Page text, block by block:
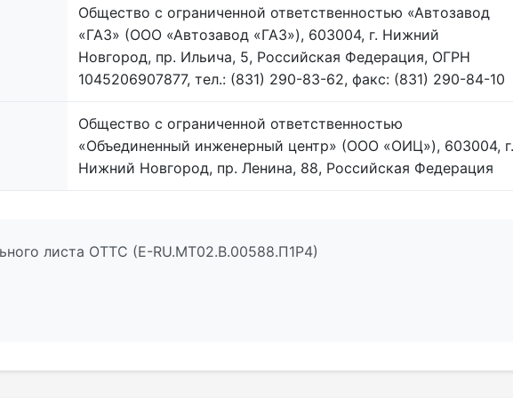
Общество с ограниченной ответственностью «Автозавод
«ГАЗ» (ООО «Автозавод «ГАЗ»), 603004, г. Нижний
Новгород, пр. Ильича, 5, Российская Федерация, ОГРН
1045206907877, тел.: (831) 290-83-62, факс: (831) 290-84-10
Общество с ограниченной ответственностью
«Объединенный инженерный центр» (ООО «ОИЦ»), 603004, г.
Нижний Новгород, пр. Ленина, 88, Российская Федерация
листа ОТТС (E-RU.МТ02.B.00588.П1Р4)